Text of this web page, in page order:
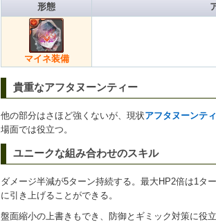
形態
マイネ装備
貴重なアフタヌーンティー
他の部分はさほど強くないが、現状アフタヌーンテ
場面では役立つ。
ユニークな組み合わせのスキル
ダメージ半減が5ターン持続する。最大HP2倍は1タ
に引き上げることができる。
盤面縮小の上書きもでき、防御とギミック対策に役立